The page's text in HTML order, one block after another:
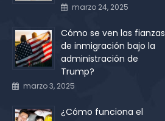
marzo 24, 2025
Cómo se ven las fianzas
de inmigración bajo la
administración de
Trump?
marzo 3, 2025
¿Cómo funciona el